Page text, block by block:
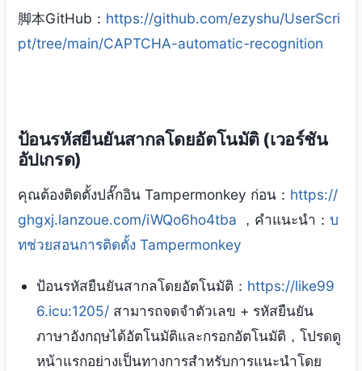
脚本GitHub ： https://github.com/ezyshu/UserScri
pt/tree/main/CAPTCHA-automatic-recognition
ป้อนรหัสยืนยันสากลโดยอัตโนมัติ (เวอร์ชัน
อัปเกรด)
คุณต้องติดตั้งปลั๊กอิน Tampermonkey ก่อน： https://
ghgxj.lanzoue.com/iWQo6ho4tba ，คำแนะนำ： บ
ทช่วยสอนการติดตั้ง Tampermonkey
ป้อนรหัสยืนยันสากลโดยอัตโนมัติ： https://like99
6.icu:1205/ สามารถจดจำตัวเลข + รหัสยืนยัน
ภาษาอังกฤษได้อัตโนมัติและกรอกอัตโนมัติ，โปรดดู
หน้าแรกอย่างเป็นทางการสำหรับการแนะนำโดย